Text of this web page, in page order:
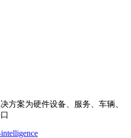
方案为硬件设备、服务、车辆、